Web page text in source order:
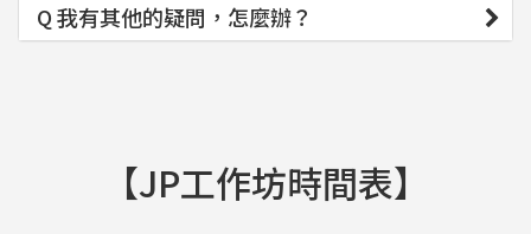
Q 我有其他的疑問，怎麼辦？
【JP工作坊時間表】